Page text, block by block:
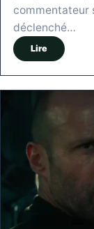
commentateur
déclenché…
Lire